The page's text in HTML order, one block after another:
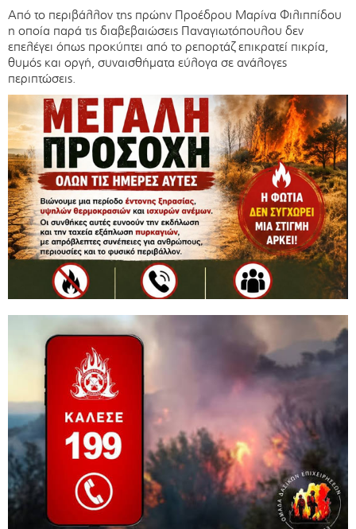
Από το περιβάλλον της πρώην Προέδρου Μαρίνα Φιλιππίδου
η οποία παρά τις διαβεβαιώσεις Παναγιωτόπουλου δεν
επελέγει όπως προκύπτει από το ρεπορτάζ επικρατεί πικρία,
θυμός και οργή, συναισθήματα εύλογα σε ανάλογες
περιπτώσεις.